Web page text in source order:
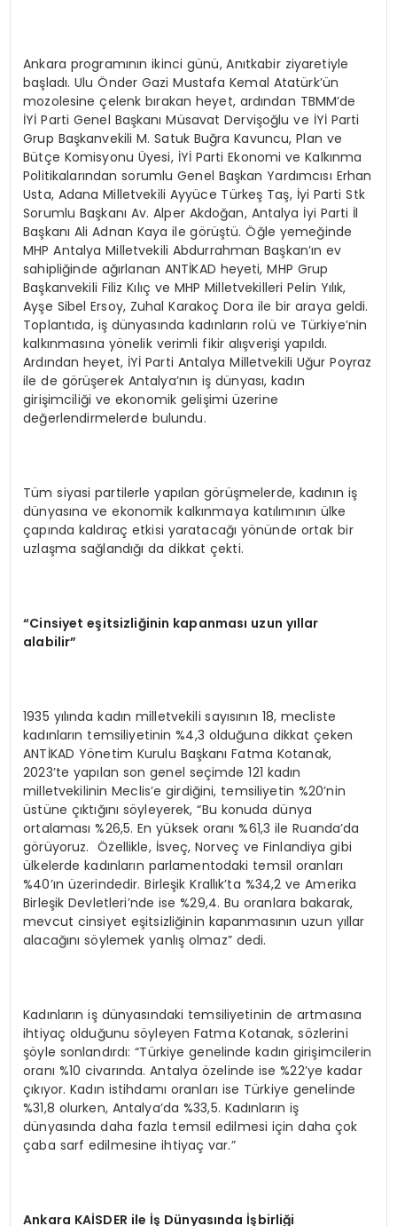
Ankara programının ikinci günü, Anıtkabir ziyaretiyle
başladı. Ulu Önder Gazi Mustafa Kemal Atatürk’ün
mozolesine çelenk bırakan heyet, ardından TBMM’de
İYİ Parti Genel Başkanı Müsavat Dervişoğlu ve İYİ Parti
Grup Başkanvekili M. Satuk Buğra Kavuncu, Plan ve
Bütçe Komisyonu Üyesi, İYİ Parti Ekonomi ve Kalkınma
Politikalarından sorumlu Genel Başkan Yardımcısı Erhan
Usta, Adana Milletvekili Ayyüce Türkeş Taş, İyi Parti Stk
Sorumlu Başkanı Av. Alper Akdoğan, Antalya İyi Parti İl
Başkanı Ali Adnan Kaya ile görüştü. Öğle yemeğinde
MHP Antalya Milletvekili Abdurrahman Başkan’ın ev
sahipliğinde ağırlanan ANTİKAD heyeti, MHP Grup
Başkanvekili Filiz Kılıç ve MHP Milletvekilleri Pelin Yılık,
Ayşe Sibel Ersoy, Zuhal Karakoç Dora ile bir araya geldi.
Toplantıda, iş dünyasında kadınların rolü ve Türkiye’nin
kalkınmasına yönelik verimli fikir alışverişi yapıldı.
Ardından heyet, İYİ Parti Antalya Milletvekili Uğur Poyraz
ile de görüşerek Antalya’nın iş dünyası, kadın
girişimciliği ve ekonomik gelişimi üzerine
değerlendirmelerde bulundu.
Tüm siyasi partilerle yapılan görüşmelerde, kadının iş
dünyasına ve ekonomik kalkınmaya katılımının ülke
çapında kaldıraç etkisi yaratacağı yönünde ortak bir
uzlaşma sağlandığı da dikkat çekti.
“Cinsiyet eşitsizliğinin kapanması uzun yıllar
alabilir”
1935 yılında kadın milletvekili sayısının 18, mecliste
kadınların temsiliyetinin %4,3 olduğuna dikkat çeken
ANTİKAD Yönetim Kurulu Başkanı Fatma Kotanak,
2023’te yapılan son genel seçimde 121 kadın
milletvekilinin Meclis’e girdiğini, temsiliyetin %20’nin
üstüne çıktığını söyleyerek, “Bu konuda dünya
ortalaması %26,5. En yüksek oranı %61,3 ile Ruanda’da
görüyoruz. Özellikle, İsveç, Norveç ve Finlandiya gibi
ülkelerde kadınların parlamentodaki temsil oranları
%40’ın üzerindedir. Birleşik Krallık’ta %34,2 ve Amerika
Birleşik Devletleri’nde ise %29,4. Bu oranlara bakarak,
mevcut cinsiyet eşitsizliğinin kapanmasının uzun yıllar
alacağını söylemek yanlış olmaz” dedi.
Kadınların iş dünyasındaki temsiliyetinin de artmasına
ihtiyaç olduğunu söyleyen Fatma Kotanak, sözlerini
şöyle sonlandırdı: “Türkiye genelinde kadın girişimcilerin
oranı %10 civarında. Antalya özelinde ise %22’ye kadar
çıkıyor. Kadın istihdamı oranları ise Türkiye genelinde
%31,8 olurken, Antalya’da %33,5. Kadınların iş
dünyasında daha fazla temsil edilmesi için daha çok
çaba sarf edilmesine ihtiyaç var.”
Ankara KAİSDER ile İş Dünyasında İşbirliği